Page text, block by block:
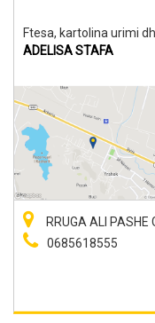
Ftesa, kartolina urimi
ADELISA STAFA
RRUGA ALI PASHE
0685618555